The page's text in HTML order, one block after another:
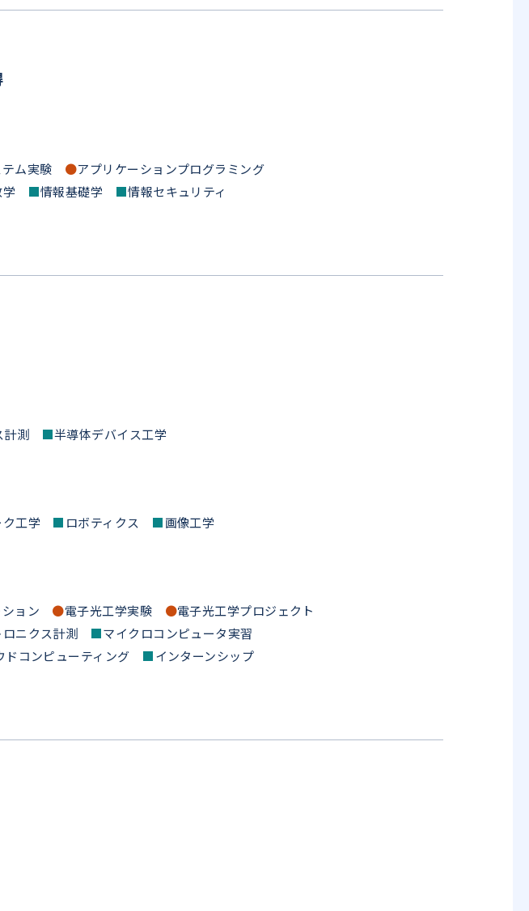
テム実験 ●アプリケーションプログラミング
学 ■情報基礎学 ■情報セキュリティ
計測 ■半導体デバイス工学
ク工学 ■ ロボティクス ■画像工学
ション ●電子光工学実験 ●電子光工学プロジェクト
ロニクス計測 ■マイクロコンピュータ実習
ドコンピューティング ■インターンシップ